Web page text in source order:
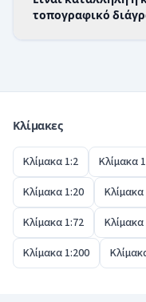
σχέδιο. Πραγματικό
τοπογραφικό
περίγραμμα
μεγαλύτερη
Κλίμακες
Κλίμακα 1:2 Κλίμακα
Κλίμακα 1:20
Κλίμακα 1:72
Κλίμακα 1:200